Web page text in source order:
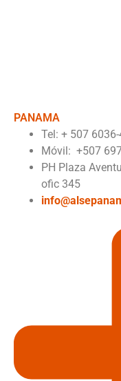
PANAMA
Tel: + 507
Móvil: +507
PH Plaza
ofic 345